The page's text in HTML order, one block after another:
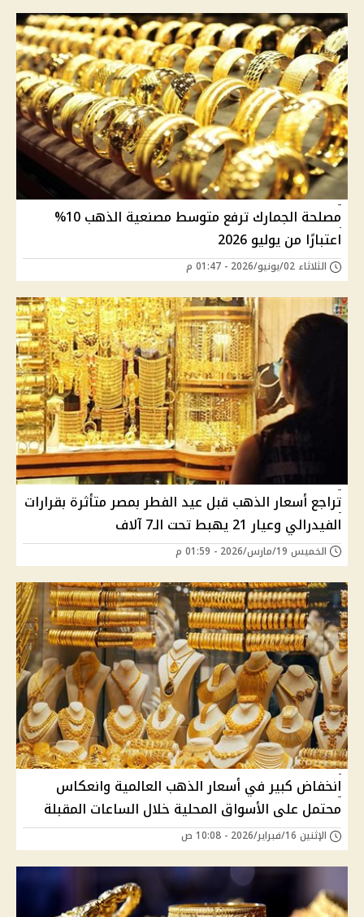
مصلحة الجمارك ترفع متوسط مصنعية الذهب 10%
اعتبارًا من يوليو 2026
الثلاثاء 02/يونيو/2026 - 01:47 م
تراجع أسعار الذهب قبل عيد الفطر بمصر متأثرة بقرارات
الفيدرالي وعيار 21 يهبط تحت الـ7 آلاف
الخميس 19/مارس/2026 - 01:59 م
انخفاض كبير في أسعار الذهب العالمية وانعكاس
محتمل على الأسواق المحلية خلال الساعات المقبلة
الإثنين 16/فبراير/2026 - 10:08 ص